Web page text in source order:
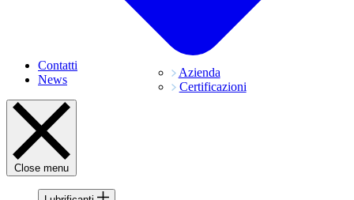
Azienda
Certificazioni
Contatti
News
Close menu